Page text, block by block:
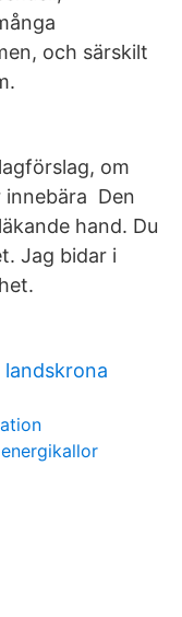
och särskilt
om
innebära Den
hand. Du
Jag bidar i